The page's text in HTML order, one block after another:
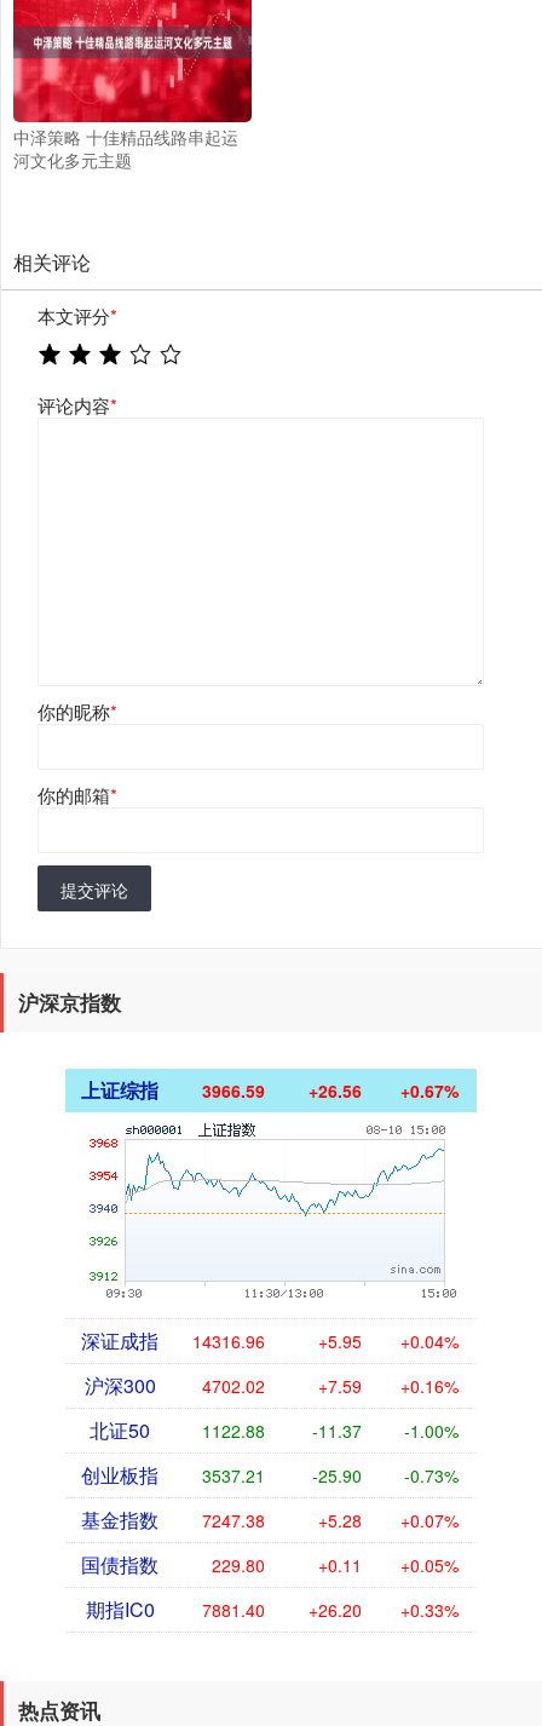
中泽策略 十佳精品线路串起运
河文化多元主题
相关评论
本文评分*
评论内容*
你的昵称*
你的邮箱*
提交评论
沪深京指数
上证综指 3966.59 +26.56 +0.67%
深证成指 14316.96 +5.95 +0.04%
沪深300 4702.02 +7.59 +0.16%
北证50 1122.88 -11.37 -1.00%
创业板指 3537.21 -25.90 -0.73%
基金指数 7247.38 +5.28 +0.07%
国债指数 229.80 +0.11 +0.05%
期指IC0 7881.40 +26.20 +0.33%
热点资讯